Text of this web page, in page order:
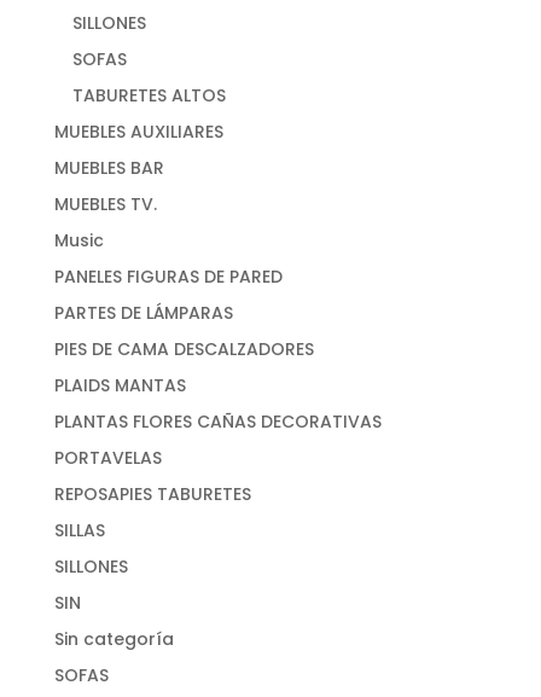
SILLONES
SOFAS
TABURETES ALTOS
MUEBLES AUXILIARES
MUEBLES BAR
MUEBLES TV.
Music
PANELES FIGURAS DE PARED
PARTES DE LÁMPARAS
PIES DE CAMA DESCALZADORES
PLAIDS MANTAS
PLANTAS FLORES CAÑAS DECORATIVAS
PORTAVELAS
REPOSAPIES TABURETES
SILLAS
SILLONES
SIN
Sin categoría
SOFAS